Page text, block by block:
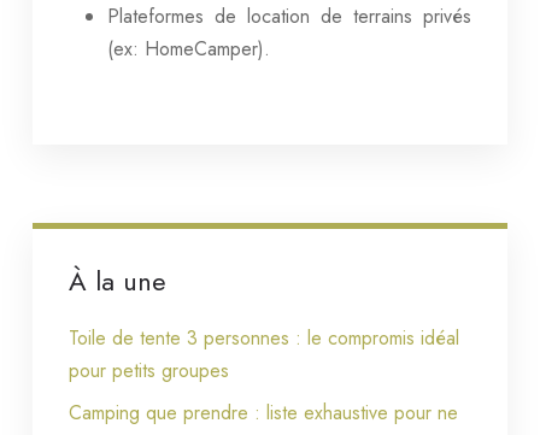
Plateformes de location de terrains privés
(ex: HomeCamper).
À la une
Toile de tente 3 personnes : le compromis idéal
pour petits groupes
Camping que prendre : liste exhaustive pour ne